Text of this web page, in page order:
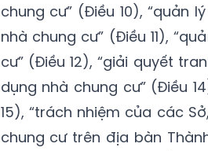
chung cư” (Điều 10), “quản
nhà chung cư” (Điều 11),
cư” (Điều 12), “giải quyết
dụng nhà chung cư” (Điều
15), “trách nhiệm của các
chung cư trên địa bàn